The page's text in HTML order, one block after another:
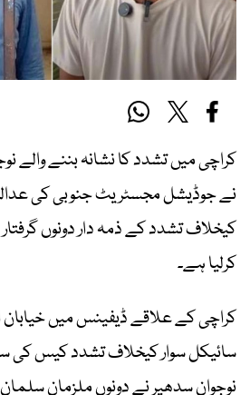
کراچی میں تشدد کا نشانہ بننے والے
نے جوڈیشل مجسٹریٹ جنوبی کی
کیخلاف تشدد کے ذمہ دار دونوں
کرلیا ہے۔
کراچی کے علاقے ڈیفینس میں خیابان
سائیکل سوار کیخلاف تشدد کیس کی
نوجوان سدھیر نے دونوں ملزمان